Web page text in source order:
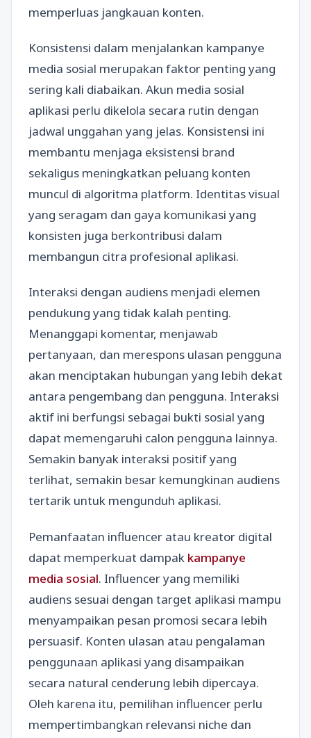
memperluas jangkauan konten.
Konsistensi dalam menjalankan kampanye
media sosial merupakan faktor penting yang
sering kali diabaikan. Akun media sosial
aplikasi perlu dikelola secara rutin dengan
jadwal unggahan yang jelas. Konsistensi ini
membantu menjaga eksistensi brand
sekaligus meningkatkan peluang konten
muncul di algoritma platform. Identitas visual
yang seragam dan gaya komunikasi yang
konsisten juga berkontribusi dalam
membangun citra profesional aplikasi.
Interaksi dengan audiens menjadi elemen
pendukung yang tidak kalah penting.
Menanggapi komentar, menjawab
pertanyaan, dan merespons ulasan pengguna
akan menciptakan hubungan yang lebih dekat
antara pengembang dan pengguna. Interaksi
aktif ini berfungsi sebagai bukti sosial yang
dapat memengaruhi calon pengguna lainnya.
Semakin banyak interaksi positif yang
terlihat, semakin besar kemungkinan audiens
tertarik untuk mengunduh aplikasi.
Pemanfaatan influencer atau kreator digital
dapat memperkuat dampak kampanye
media sosial. Influencer yang memiliki
audiens sesuai dengan target aplikasi mampu
menyampaikan pesan promosi secara lebih
persuasif. Konten ulasan atau pengalaman
penggunaan aplikasi yang disampaikan
secara natural cenderung lebih dipercaya.
Oleh karena itu, pemilihan influencer perlu
mempertimbangkan relevansi niche dan